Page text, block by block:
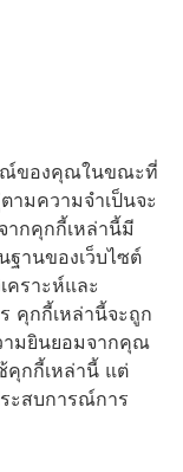
ณ์ของคุณในขณะที่
มความจำเป็นจะ
ากคุกกี้เหล่านี้มี
านของเว็บไซต์
คราะห์และ
คุกกี้เหล่านี้จะถูก
ามยินยอมจากคุณ
คุกกี้เหล่านี้ แต่
ะสบการณ์การ